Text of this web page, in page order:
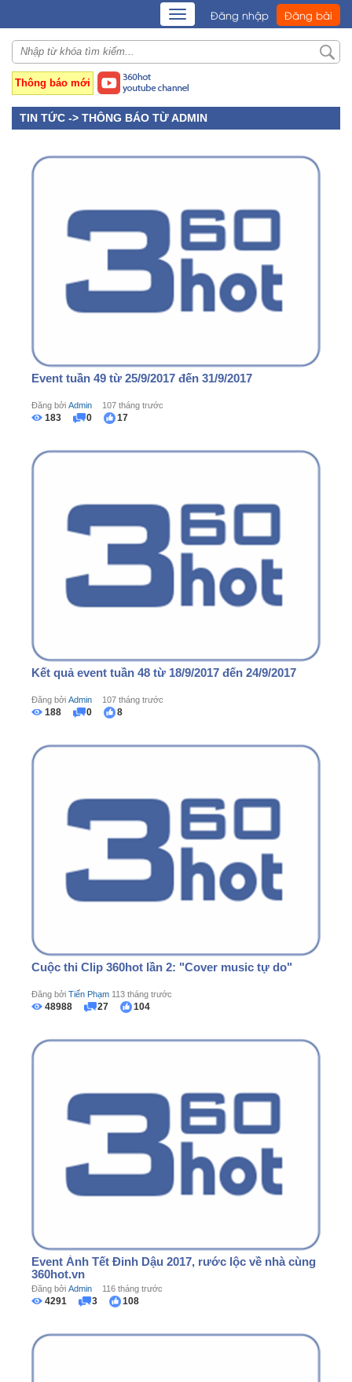
TOGGLE
NAVIGATION
Đăng nhập Đăng bài
Thông báo mới
TIN TỨC -> THÔNG BÁO TỪ ADMIN
Event tuần 49 từ 25/9/2017 đến 31/9/2017
Đăng bởi Admin 107 tháng trước
183 0 17
Kết quả event tuần 48 từ 18/9/2017 đến 24/9/2017
Đăng bởi Admin 107 tháng trước
188 0 8
Cuộc thi Clip 360hot lần 2: "Cover music tự do"
Đăng bởi Tiến Phạm 113 tháng trước
48988 27 104
Event Ảnh Tết Đinh Dậu 2017, rước lộc về nhà cùng
360hot.vn
Đăng bởi Admin 116 tháng trước
4291 3 108